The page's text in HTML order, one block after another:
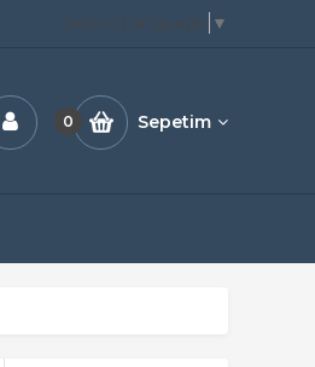
Select Language ▼
0 Sepetim